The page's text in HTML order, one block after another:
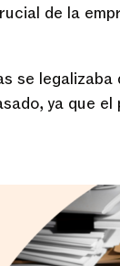
de la
se
ya que